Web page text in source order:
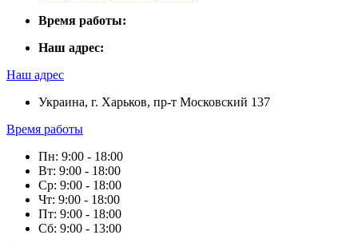
Время работы:
Наш адрес:
Наш адрес
Украина, г. Харьков, пр-т Московский 137
Время работы
Пн: 9:00 - 18:00
Вт: 9:00 - 18:00
Ср: 9:00 - 18:00
Чт: 9:00 - 18:00
Пт: 9:00 - 18:00
Сб: 9:00 - 13:00